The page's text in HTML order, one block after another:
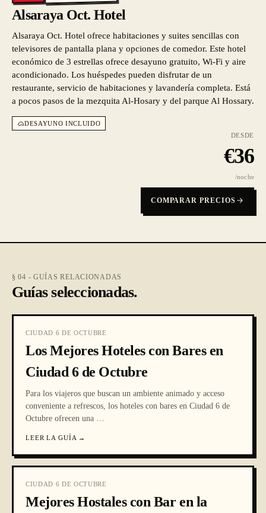
Alsaraya Oct. Hotel
Alsaraya Oct. Hotel ofrece habitaciones y suites sencillas con
televisores de pantalla plana y opciones de comedor. Este hotel
económico de 3 estrellas ofrece desayuno gratuito, Wi-Fi y aire
acondicionado. Los huéspedes pueden disfrutar de un
restaurante, servicio de habitaciones y lavandería completa. Está
a pocos pasos de la mezquita Al-Hosary y del parque Al Hossary.
DESAYUNO INCLUIDO
DESDE
€36
/noche
COMPARAR PRECIOS
§ 04 - GUÍAS RELACIONADAS
Guías seleccionadas.
CIUDAD 6 DE OCTUBRE
Los Mejores Hoteles con Bares en
Ciudad 6 de Octubre
Para los viajeros que buscan un ambiente animado y acceso
conveniente a refrescos, los hoteles con bares en Ciudad 6 de
Octubre ofrecen una …
LEER LA GUÍA →
CIUDAD 6 DE OCTUBRE
Mejores Hostales con Bar en la